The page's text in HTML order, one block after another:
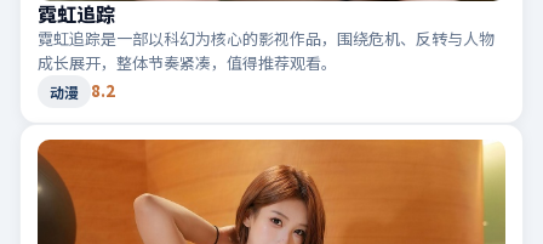
霓虹追踪
霓虹追踪是一部以科幻为核心的影视作品，围绕危机、反转与人物
成长展开，整体节奏紧凑，值得推荐观看。
动漫 8.2